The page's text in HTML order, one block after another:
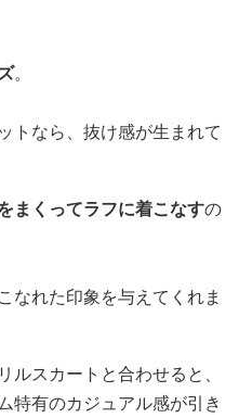
。
トなら、抜け感が生まれて
まくってラフに着こなすの
なれた印象を与えてくれま
スカートと合わせると、
特有のカジュアル感が引き